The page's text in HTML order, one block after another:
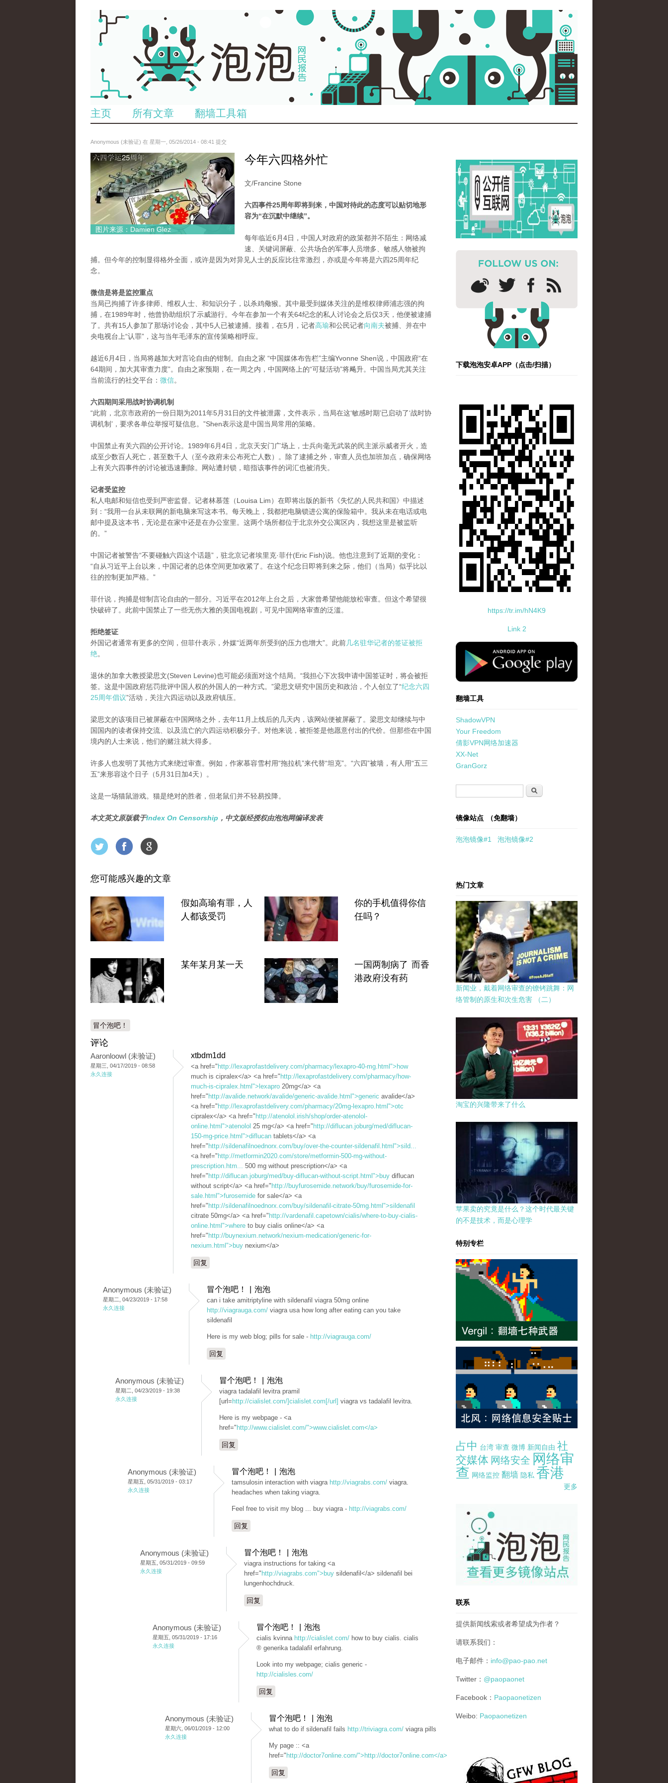
主页 所有文章 翻墙工具箱
Anonymous (未验证) 在 星期一, 05/26/2014 - 08:41 提交
paopao_tiananmen.jpg
图片来源：Damien Glez
今年六四格外忙
文/Francine Stone
六四事件25周年即将到来，中国对待此的态度可以贴切地形
容为“在沉默中继续”。
每年临近6月4日，中国人对政府的政策都并不陌生：网络减
速、关键词屏蔽、公共场合的军事人员增多、敏感人物被拘
捕。但今年的控制显得格外全面，或许是因为对异见人士的反应比往常激烈，亦或是今年将是六四25周年纪
念。
微信是将是监控重点
当局已拘捕了许多律师、维权人士、和知识分子，以杀鸡儆猴。其中最受到媒体关注的是维权律师浦志强的拘
捕，在1989年时，他曾协助组织了示威游行。今年在参加一个有关64纪念的私人讨论会之后仅3天，他便被逮捕
了。共有15人参加了那场讨论会，其中5人已被逮捕。接着，在5月，记者高瑜和公民记者向南夫被捕、并在中
央电视台上“认罪”，这与当年毛泽东的宣传策略相呼应。
越近6月4日，当局将越加大对言论自由的钳制。自由之家 “中国媒体布告栏”主编Yvonne Shen说，中国政府“在
64期间，加大其审查力度”。自由之家预期，在一周之内，中国网络上的“可疑活动”将飚升。中国当局尤其关注
当前流行的社交平台： 微信。
六四期间采用战时协调机制
“此前，北京市政府的一份日期为2011年5月31日的文件被泄露，文件表示，当局在这‘敏感时期’已启动了‘战时协
调机制’，要求各单位举报可疑信息。”Shen表示这是中国当局常用的策略。
中国禁止有关六四的公开讨论。1989年6月4日，北京天安门广场上，士兵向毫无武装的民主派示威者开火，造
成至少数百人死亡，甚至数千人（至今政府未公布死亡人数）。除了逮捕之外，审查人员也加班加点，确保网络
上有关六四事件的讨论被迅速删除。网站遭封锁，暗指该事件的词汇也被消失。
记者受监控
私人电邮和短信也受到严密监督。记者林慕莲（Louisa Lim）在即将出版的新书《失忆的人民共和国》中描述
到：“我用一台从未联网的新电脑来写这本书。每天晚上，我都把电脑锁进公寓的保险箱中。我从未在电话或电
邮中提及这本书，无论是在家中还是在办公室里。这两个场所都位于北京外交公寓区内，我想这里是被监听
的。”
中国记者被警告“不要碰触六四这个话题”，驻北京记者埃里克·菲什(Eric Fish)说。他也注意到了近期的变化：
“自从习近平上台以来，中国记者的总体空间更加收紧了。在这个纪念日即将到来之际，他们（当局）似乎比以
往的控制更加严格。”
菲什说，拘捕是钳制言论自由的一部分。习近平在2012年上台之后，大家曾希望他能放松审查。但这个希望很
快破碎了。此前中国禁止了一些无伤大雅的美国电视剧，可见中国网络审查的泛滥。
拒绝签证
外国记者通常有更多的空间，但菲什表示，外媒“近两年所受到的压力也增大”。此前几名驻华记者的签证被拒
绝。
退休的加拿大教授梁思文(Steven Levine)也可能必须面对这个结局。“我担心下次我申请中国签证时，将会被拒
签。这是中国政府惩罚批评中国人权的外国人的一种方式。”梁思文研究中国历史和政治，个人创立了“纪念六四
25周年倡议”活动，关注六四运动以及政府镇压。
梁思文的该项目已被屏蔽在中国网络之外，去年11月上线后的几天内，该网站便被屏蔽了。梁思文却继续与中
国国内的读者保持交流、以及流亡的六四运动积极分子。对他来说，被拒签是他愿意付出的代价。但那些在中国
境内的人士来说，他们的赌注就大得多。
许多人也发明了其他方式来绕过审查。例如，作家慕容雪村用“拖拉机”来代替“坦克”。“六四”被墙，有人用“五三
五”来形容这个日子（5月31日加4天）。
这是一场猫鼠游戏。猫是绝对的胜者，但老鼠们并不轻易投降。
本文英文原版载于Index On Censorship ，中文版经授权由泡泡网编译发表
您可能感兴趣的文章
假如高瑜有罪，人
人都该受罚
你的手机值得你信
任吗？
某年某月某一天
一国两制病了 而香
港政府没有药
冒个泡吧！
评论
Aaronloowl (未验证)
星期三, 04/17/2019 - 08:58
永久连接
xtbdm1dd
<a href=" http://lexaprofastdelivery.com/pharmacy/lexapro-40-mg.html">how
much is cipralex</a> <a href=" http://lexaprofastdelivery.com/pharmacy/how-
much-is-cipralex.html">lexapro 20mg</a> <a
href=" http://avalide.network/avalide/generic-avalide.html">generic avalide</a>
<a href=" http://lexaprofastdelivery.com/pharmacy/20mg-lexapro.html">otc
cipralex</a> <a href=" http://atenolol.irish/shop/order-atenolol-
online.html">atenolol 25 mg</a> <a href=" http://diflucan.joburg/med/diflucan-
150-mg-price.html">diflucan tablets</a> <a
href=" http://sildenafilnoednorx.com/buy/over-the-counter-sildenafil.html">sild...
<a href=" http://metformin2020.com/store/metformin-500-mg-without-
prescription.htm... 500 mg without prescription</a> <a
href=" http://diflucan.joburg/med/buy-diflucan-without-script.html">buy diflucan
without script</a> <a href=" http://buyfurosemide.network/buy/furosemide-for-
sale.html">furosemide for sale</a> <a
href=" http://sildenafilnoednorx.com/buy/sildenafil-citrate-50mg.html">sildenafil
citrate 50mg</a> <a href=" http://vardenafil.capetown/cialis/where-to-buy-cialis-
online.html">where to buy cialis online</a> <a
href=" http://buynexium.network/nexium-medication/generic-for-
nexium.html">buy nexium</a>
回复
Anonymous (未验证)
星期二, 04/23/2019 - 17:58
永久连接
冒个泡吧！ | 泡泡
can i take amitriptyline with sildenafil viagra 50mg online
http://viagrauga.com/ viagra usa how long after eating can you take
sildenafil
Here is my web blog; pills for sale - http://viagrauga.com/
回复
Anonymous (未验证)
星期二, 04/23/2019 - 19:38
永久连接
冒个泡吧！ | 泡泡
viagra tadalafil levitra pramil
[url= http://cialislet.com/]cialislet.com[/url] viagra vs tadalafil levitra.
Here is my webpage - <a
href=" http://www.cialislet.com/">www.cialislet.com</a>
回复
Anonymous (未验证)
星期五, 05/31/2019 - 03:17
永久连接
冒个泡吧！ | 泡泡
tamsulosin interaction with viagra http://viagrabs.com/ viagra.
headaches when taking viagra.
Feel free to visit my blog ... buy viagra - http://viagrabs.com/
回复
Anonymous (未验证)
星期五, 05/31/2019 - 09:59
永久连接
冒个泡吧！ | 泡泡
viagra instructions for taking <a
href=" http://viagrabs.com">buy sildenafil</a> sildenafil bei
lungenhochdruck.
回复
Anonymous (未验证)
星期五, 05/31/2019 - 17:16
永久连接
冒个泡吧！ | 泡泡
cialis kvinna http://cialislet.com/ how to buy cialis. cialis
® generika tadalafil erfahrung.
Look into my webpage; cialis generic -
http://cialisles.com/
回复
Anonymous (未验证)
星期六, 06/01/2019 - 12:00
永久连接
冒个泡吧！ | 泡泡
what to do if sildenafil fails http://triviagra.com/ viagra pills
My page :: <a
href=" http://doctor7online.com/">http://doctor7online.com</a>
回复
下载泡泡安卓APP（点击/扫描）
https://tr.im/hN4K9
Link 2
standard-icon-googleplay-app-store.png
翻墙工具
ShadowVPN
Your Freedom
倩影VPN网络加速器
XX-Net
GranGorz
搜索
镜像站点 （免翻墙）
泡泡镜像#1 泡泡镜像#2
热门文章
新闻业，戴着网络审查的镣铐跳舞：网
络管制的原生和次生危害 （二）
淘宝的兴隆带来了什么
苹果卖的究竟是什么？这个时代最关键
的不是技术，而是心理学
特别专栏
占中 台湾 审查 微博 新闻自由 社
交媒体 网络安全 网络审
查 网络监控 翻墙 隐私 香港
更多
pao-pao-banner-mirror-site-120814.jpg
联系
提供新闻线索或者希望成为作者？
请联系我们：
电子邮件： info@pao-pao.net
Twitter： @paopaonet
Facebook： Paopaonetizen
Weibo: Paopaonetizen
gfw_blog_small.jpg